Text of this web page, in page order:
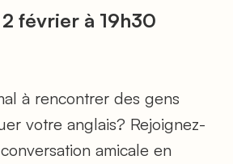
février à 19h30
à rencontrer des gens
votre anglais? Rejoignez-
amicale en